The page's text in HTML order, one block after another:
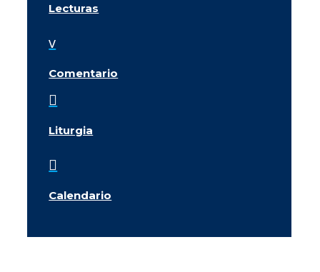
Lecturas
v
Comentario

Liturgia

Calendario